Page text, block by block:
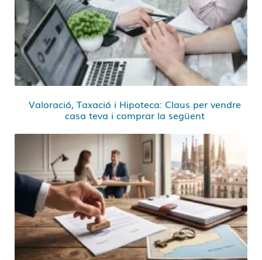
Valoració, Taxació i Hipoteca: Claus per vendre
casa teva i comprar la següent